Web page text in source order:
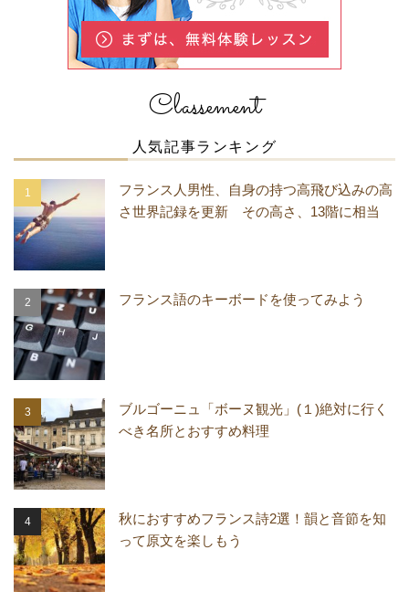
Classement
人気記事ランキング
フランス人男性、自身の持つ高飛び込みの高
さ世界記録を更新 その高さ、13階に相当
フランス語のキーボードを使ってみよう
ブルゴーニュ「ボーヌ観光」(１)絶対に行く
べき名所とおすすめ料理
秋におすすめフランス詩2選！韻と音節を知
って原文を楽しもう